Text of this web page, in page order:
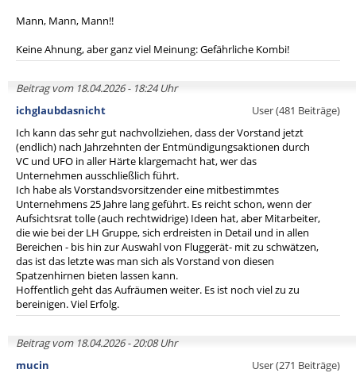
Mann, Mann, Mann!!
Keine Ahnung, aber ganz viel Meinung: Gefährliche Kombi!
Beitrag vom 18.04.2026 - 18:24 Uhr
ichglaubdasnicht
User (481 Beiträge)
Ich kann das sehr gut nachvollziehen, dass der Vorstand jetzt
(endlich) nach Jahrzehnten der Entmündigungsaktionen durch
VC und UFO in aller Härte klargemacht hat, wer das
Unternehmen ausschließlich führt.
Ich habe als Vorstandsvorsitzender eine mitbestimmtes
Unternehmens 25 Jahre lang geführt. Es reicht schon, wenn der
Aufsichtsrat tolle (auch rechtwidrige) Ideen hat, aber Mitarbeiter,
die wie bei der LH Gruppe, sich erdreisten in Detail und in allen
Bereichen - bis hin zur Auswahl von Fluggerät- mit zu schwätzen,
das ist das letzte was man sich als Vorstand von diesen
Spatzenhirnen bieten lassen kann.
Hoffentlich geht das Aufräumen weiter. Es ist noch viel zu zu
bereinigen. Viel Erfolg.
Beitrag vom 18.04.2026 - 20:08 Uhr
mucin
User (271 Beiträge)